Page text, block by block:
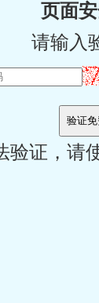
页面
请输入
证，请